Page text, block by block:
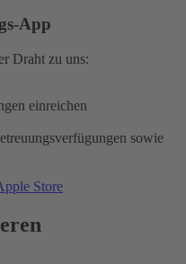
App
Draht zu uns:
einreichen
sowie
Store